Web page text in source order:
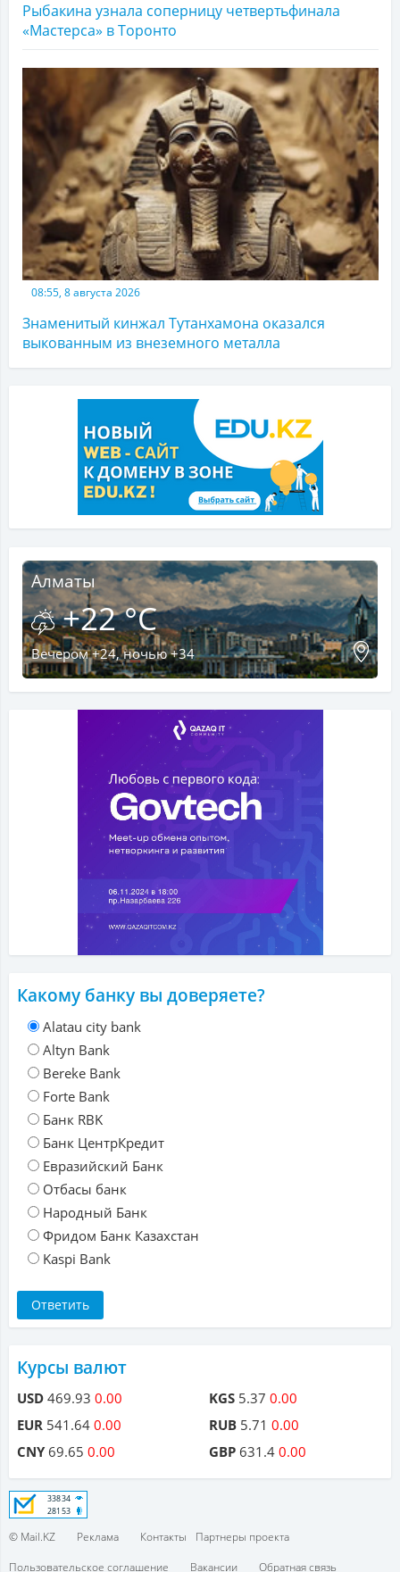
Рыбакина узнала соперницу четвертьфинала
«Мастерса» в Торонто
08:55, 8 августа 2026
Знаменитый кинжал Тутанхамона оказался
выкованным из внеземного металла
Алматы
+22 °C
Вечером +24, ночью +34
Какому банку вы доверяете?
Alatau city bank
Altyn Bank
Bereke Bank
Forte Bank
Банк RBK
Банк ЦентрКредит
Евразийский Банк
Отбасы банк
Народный Банк
Фридом Банк Казахстан
Kaspi Bank
Курсы валют
USD 469.93 0.00
EUR 541.64 0.00
CNY69.65 0.00
KGS 5.37 0.00
RUB 5.71 0.00
GBP 631.4 0.00
© Mail.KZ Реклама Контакты
Партнеры проекта
Пользовательское соглашение
Вакансии Обратная связь